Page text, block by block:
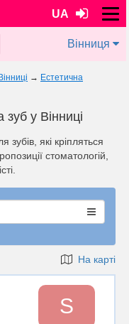
UA
Вінниця
→ Естетична
у Вінниці
які кріпляться
стоматологій,
На карті
S